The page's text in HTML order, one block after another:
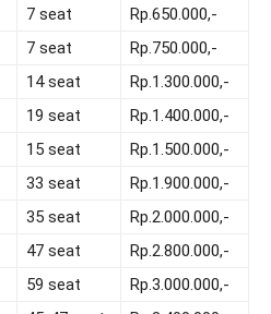
7 seat
Rp.650.000,-
7 seat
Rp.750.000,-
14 seat
Rp.1.300.000,-
19 seat
Rp.1.400.000,-
15 seat
Rp.1.500.000,-
33 seat
Rp.1.900.000,-
35 seat
Rp.2.000.000,-
47 seat
Rp.2.800.000,-
59 seat
Rp.3.000.000,-